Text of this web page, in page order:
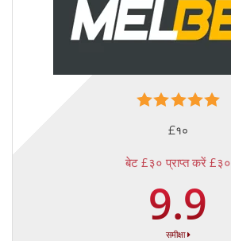
£१०
बेट £३० प्राप्त करें £३०
9.9
समीक्षा